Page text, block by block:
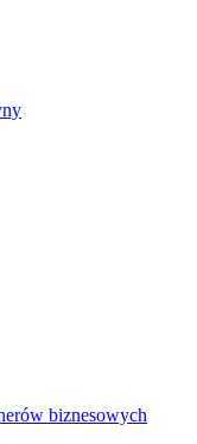
biznesowych